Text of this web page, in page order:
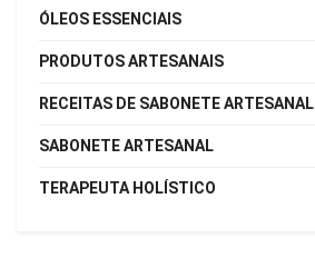
ÓLEOS ESSENCIAIS
PRODUTOS ARTESANAIS
RECEITAS DE SABONETE ARTESANAL
SABONETE ARTESANAL
TERAPEUTA HOLÍSTICO